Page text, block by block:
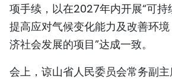
人民报社简介
TIẾNG VIỆT
ENGLISH
项手续，以在2027年内开展“可持
提高应对气候变化能力及改善环
济社会发展的项目”达成一致。
会上，谅山省人民委员会常务副